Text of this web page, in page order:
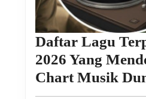
Daftar Lagu
2026 Yang
Chart Musik